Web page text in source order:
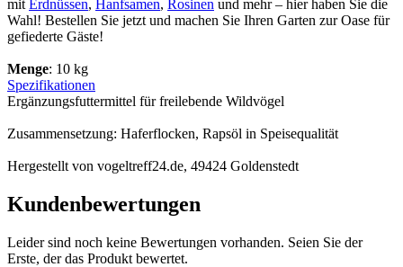
mit Erdnüssen, Hanfsamen, Rosinen und mehr – hier haben Sie die
Wahl! Bestellen Sie jetzt und machen Sie Ihren Garten zur Oase für
gefiederte Gäste!
Menge: 10 kg
Spezifikationen
Ergänzungsfuttermittel für freilebende Wildvögel
Zusammensetzung: Haferflocken, Rapsöl in Speisequalität
Hergestellt von vogeltreff24.de, 49424 Goldenstedt
Kundenbewertungen
Leider sind noch keine Bewertungen vorhanden. Seien Sie der
Erste, der das Produkt bewertet.